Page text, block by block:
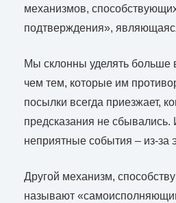
механизмов,
подтверждения»,
Мы склонны уделять
чем тем, которые им
посылки всегда приезжает,
предсказания не
неприятные события – из-за
Другой механизм,
называют